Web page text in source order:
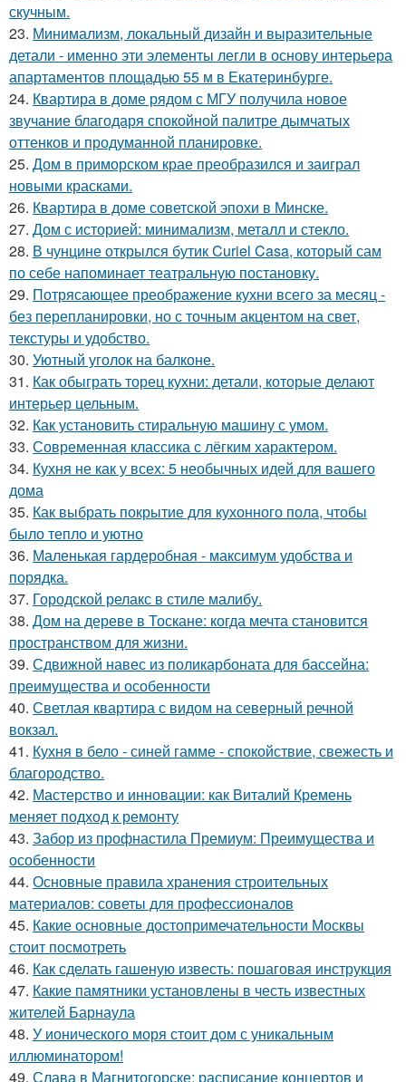
скучным.
23. Минимализм, локальный дизайн и выразительные
детали - именно эти элементы легли в основу интерьера
апартаментов площадью 55 м в Екатеринбурге.
24. Квартира в доме рядом с МГУ получила новое
звучание благодаря спокойной палитре дымчатых
оттенков и продуманной планировке.
25. Дом в приморском крае преобразился и заиграл
новыми красками.
26. Квартира в доме советской эпохи в Минске.
27. Дом с историей: минимализм, металл и стекло.
28. В чунцине открылся бутик Curiel Casa, который сам
по себе напоминает театральную постановку.
29. Потрясающее преображение кухни всего за месяц -
без перепланировки, но с точным акцентом на свет,
текстуры и удобство.
30. Уютный уголок на балконе.
31. Как обыграть торец кухни: детали, которые делают
интерьер цельным.
32. Как установить стиральную машину с умом.
33. Современная классика с лёгким характером.
34. Кухня не как у всех: 5 необычных идей для вашего
дома
35. Как выбрать покрытие для кухонного пола, чтобы
было тепло и уютно
36. Маленькая гардеробная - максимум удобства и
порядка.
37. Городской релакс в стиле малибу.
38. Дом на дереве в Тоскане: когда мечта становится
пространством для жизни.
39. Сдвижной навес из поликарбоната для бассейна:
преимущества и особенности
40. Светлая квартира с видом на северный речной
вокзал.
41. Кухня в бело - синей гамме - спокойствие, свежесть и
благородство.
42. Мастерство и инновации: как Виталий Кремень
меняет подход к ремонту
43. Забор из профнастила Премиум: Преимущества и
особенности
44. Основные правила хранения строительных
материалов: советы для профессионалов
45. Какие основные достопримечательности Москвы
стоит посмотреть
46. Как сделать гашеную известь: пошаговая инструкция
47. Какие памятники установлены в честь известных
жителей Барнаула
48. У ионического моря стоит дом с уникальным
иллюминатором!
49. Слава в Магнитогорске: расписание концертов и